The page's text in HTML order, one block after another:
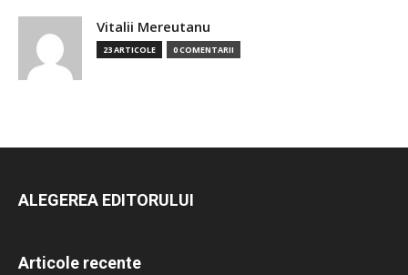
Vitalii Mereutanu
23 ARTICOLE 0 COMENTARII
ALEGEREA EDITORULUI
Articole recente